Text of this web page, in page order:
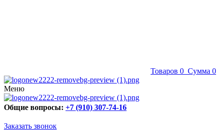
Товаров 0 Сумма 0
Меню
Общие вопросы: +7 (910) 307-74-16
Заказать звонок